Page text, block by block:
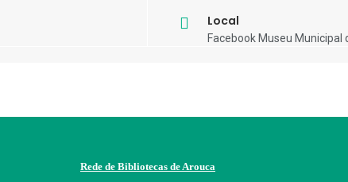
Local
Facebook Museu Municipal
Rede de Bibliotecas de Arouca